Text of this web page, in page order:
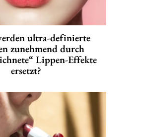
ultra-definierte
zunehmend durch
Lippen-Effekte
ersetzt?